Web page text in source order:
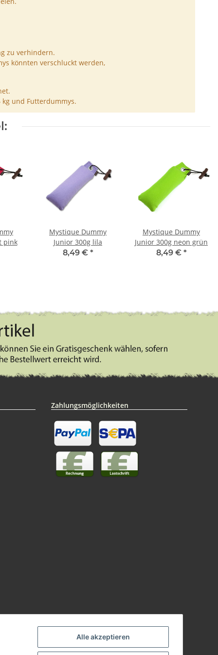
Alle akzeptieren
zu verhindern.
könnten verschluckt werden,
kg und Futterdummys.
pink
Mystique Dummy
Junior 300g lila
8,49 € *
Mystique Dummy
Junior 300g neon grün
8,49 € *
Zahlungsmöglichkeiten